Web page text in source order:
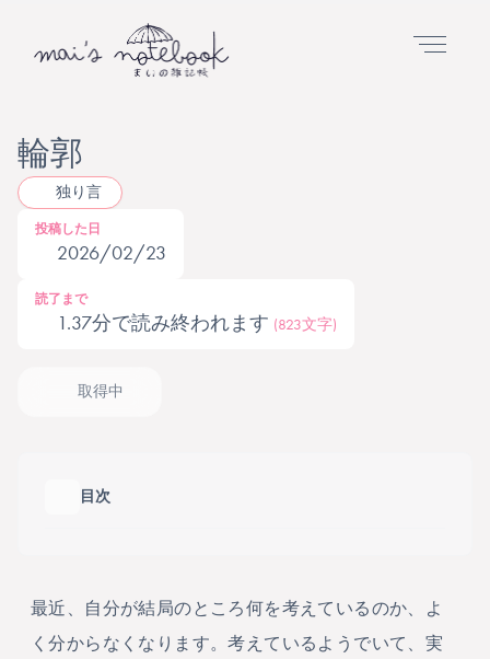
輪郭
独り言
投稿した日
2026/02/23
読了まで
1.37分で読み終われます (823文字)
取得中
目次
最近、自分が結局のところ何を考えているのか、よ
く分からなくなります。考えているようでいて、実